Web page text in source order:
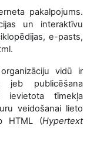
pakalpojums.
un interaktīvu
e-pasts,
vidū ir
jeb publicēšana
ievietota tīmekļa
veidošanai lieto
HTML (Hypertext